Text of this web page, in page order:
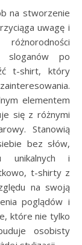
na stworzenie
uwagę i
sloganów po
t-shirt, który
elementem
się z różnymi
Stanowią
bez słów,
unikalnych i
t-shirty z
na swoją
poglądów i
które nie tylko
osobisty